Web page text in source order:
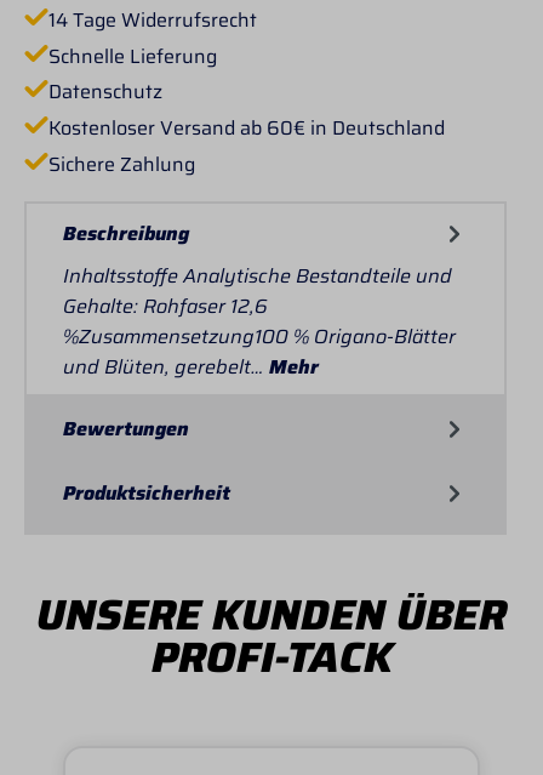
14 Tage Widerrufsrecht
Schnelle Lieferung
Datenschutz
Kostenloser Versand ab 60€ in Deutschland
Sichere Zahlung
Beschreibung
Inhaltsstoffe Analytische Bestandteile und
Gehalte: Rohfaser 12,6
%Zusammensetzung100 % Origano-Blätter
und Blüten, gerebelt… Mehr
Bewertungen
Produktsicherheit
UNSERE KUNDEN ÜBER
PROFI-TACK